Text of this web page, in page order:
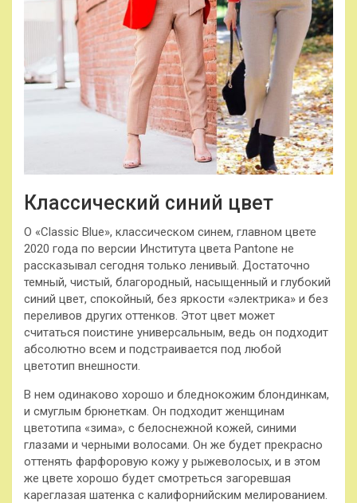
Классический синий цвет
О «Classic Blue», классическом синем, главном цвете
2020 года по версии Института цвета Pantone не
рассказывал сегодня только ленивый. Достаточно
темный, чистый, благородный, насыщенный и глубокий
синий цвет, спокойный, без яркости «электрика» и без
переливов других оттенков. Этот цвет может
считаться поистине универсальным, ведь он подходит
абсолютно всем и подстраивается под любой
цветотип внешности.
В нем одинаково хорошо и бледнокожим блондинкам,
и смуглым брюнеткам. Он подходит женщинам
цветотипа «зима», с белоснежной кожей, синими
глазами и черными волосами. Он же будет прекрасно
оттенять фарфоровую кожу у рыжеволосых, и в этом
же цвете хорошо будет смотреться загоревшая
кареглазая шатенка с калифорнийским мелированием.